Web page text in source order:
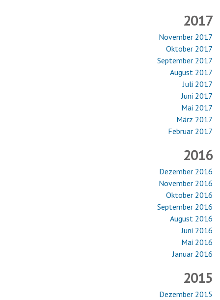
2017
November 2017
Oktober 2017
September 2017
August 2017
Juli 2017
Juni 2017
Mai 2017
März 2017
Februar 2017
2016
Dezember 2016
November 2016
Oktober 2016
September 2016
August 2016
Juni 2016
Mai 2016
Januar 2016
2015
Dezember 2015